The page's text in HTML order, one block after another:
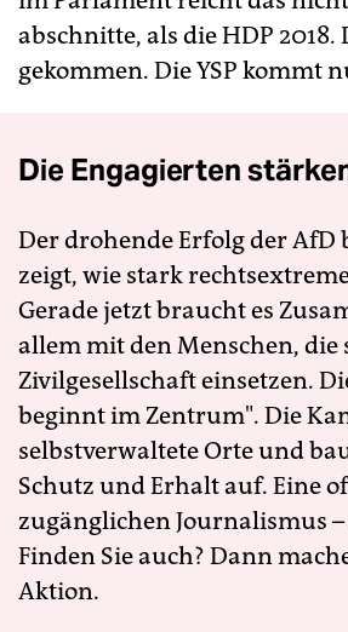
abschnitte, als die HDP
gekommen. Die YSP kommt
Die Engagierten
Der drohende Erfolg der AfD
zeigt, wie stark
Gerade jetzt braucht es
allem mit den Menschen,
Zivilgesellschaft einsetzen.
beginnt im Zentrum". Die
selbstverwaltete Orte und
Schutz und Erhalt auf. Eine
zugänglichen Journalismus
Finden Sie auch? Dann
Aktion.